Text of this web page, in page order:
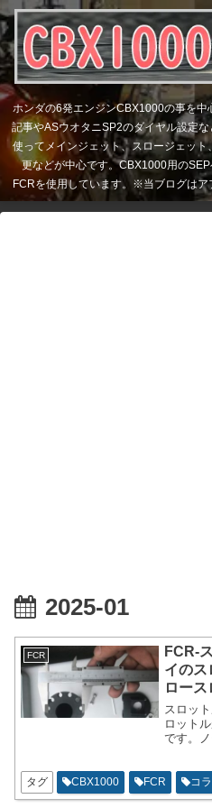
ホンダの6発エンジンCBX1000の事を
記事やASウオタニSP2のダイヤル設定
使ってメインジェット、スロージェッ
更などが中心です。CBX1000用の
FCRを使用しています。※当ブログはア
2025-01
FCR
FCR-
イのス
ロース
スロッ
ロット
です。
ます。
度が大
なら110
タグ CBX1000 FCR コ